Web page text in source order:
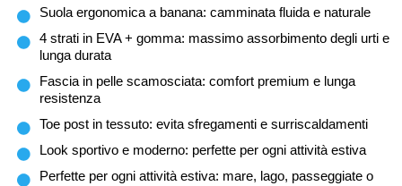
Suola ergonomica a banana: camminata fluida e naturale
4 strati in EVA + gomma: massimo assorbimento degli urti e
lunga durata
Fascia in pelle scamosciata: comfort premium e lunga
resistenza
Toe post in tessuto: evita sfregamenti e surriscaldamenti
Look sportivo e moderno: perfette per ogni attività estiva
Perfette per ogni attività estiva: mare, lago, passeggiate o